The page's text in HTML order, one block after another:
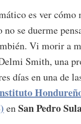
es ver cómo
se duerme
Vi morir a
Smith, una
días en una de
enSan Pedro